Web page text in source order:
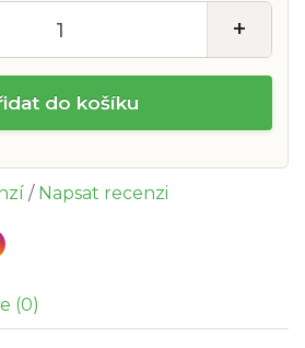
+
do košíku
/ Napsat recenzi
(0)